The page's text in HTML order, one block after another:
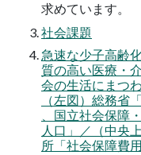
求めています。
社会課題
急速な少子高齢
質の高い医療・
会の生活にまつ
（左図）総務省
、国立社会保障
人口」／（中央
所「社会保障費